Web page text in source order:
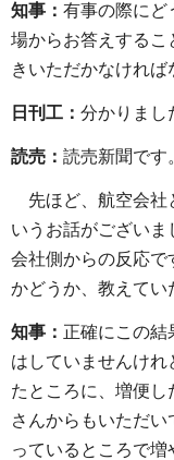
知事： 有事の際にど
場からお答えするこ
きいただかなければ
日刊工： 分かりまし
読売： 読売新聞です
先ほど、航空会社
いうお話がござい
会社側からの反応で
かどうか、教えてい
知事： 正確にこの結
はしていませんけ
たところに、増便
さんからもいただ
っているところで